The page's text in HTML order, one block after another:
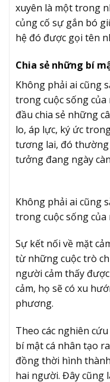
xuyên là một trong
củng cố sự gắn bó
hệ đó được gọi tên
Chia sẻ những bí
Không phải ai cũng
trong cuộc sống
đầu chia sẻ những
lo, áp lực, ký ức
tương lai, đó thường
tưởng đang ngày
Không phải ai cũng
trong cuộc sống của
Sự kết nối về mặt
từ những cuộc trò
người cảm thấy
cảm, họ sẽ có xu
phương.
Theo các nghiên
bí mật cá nhân tạo
đồng thời hình
hai người. Đây cũng